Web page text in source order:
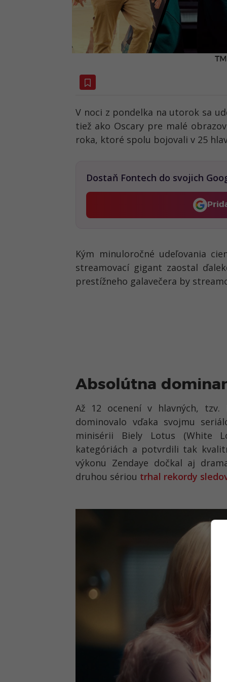
V noci z pondelka na utorok sa
tiež ako Oscary pre malé
roka, ktoré spolu bojovali v 25
Dostaň Fontech do svojich
Kým minuloročné udeľovania
streamovací gigant zaostal
prestížneho galavečera by
Absolútna
Až 12 ocenení v hlavných,
dominovalo vďaka svojmu
minisérii Biely Lotus (White
kategóriách a potvrdili tak
výkonu Zendaye dočkal aj
druhou sériou trhal rekordy